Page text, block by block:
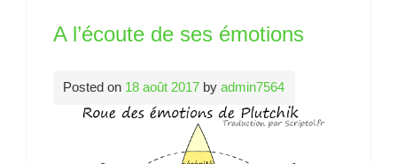
A l’écoute de ses émotions
Posted on 18 août 2017 byadmin7564